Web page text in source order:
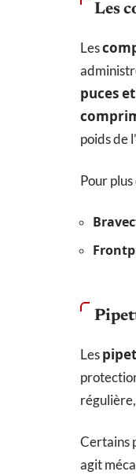
Les
Les
puces
poids de
Pour
Les
Certains
agit